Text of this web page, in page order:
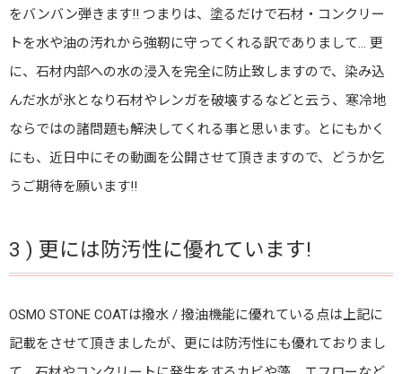
をバンバン弾きます!! つまりは、塗るだけで石材・コンクリー
トを水や油の汚れから強靭に守ってくれる訳でありまして… 更
に、石材内部への水の浸入を完全に防止致しますので、染み込
んだ水が氷となり石材やレンガを破壊するなどと云う、寒冷地
ならではの諸問題も解決してくれる事と思います。とにもかく
にも、近日中にその動画を公開させて頂きますので、どうか乞
うご期待を願います!!
3 ) 更には防汚性に優れています!
OSMO STONE COATは撥水 / 撥油機能に優れている点は上記に
記載をさせて頂きましたが、更には防汚性にも優れておりまし